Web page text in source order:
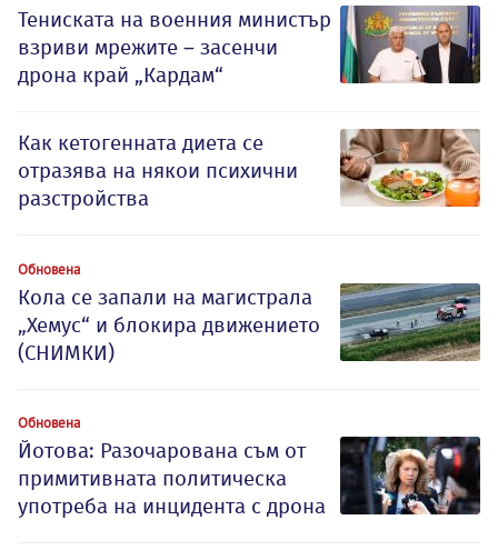
Тениската на военния министър
взриви мрежите – засенчи
дрона край „Кардам“
Как кетогенната диета се
отразява на някои психични
разстройства
Обновена
Кола се запали на магистрала
„Хемус“ и блокира движението
(СНИМКИ)
Обновена
Йотова: Разочарована съм от
примитивната политическа
употреба на инцидента с дрона